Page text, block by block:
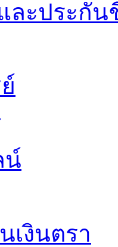
ละประกัน
น์
เงินตรา